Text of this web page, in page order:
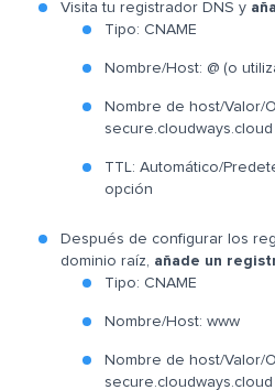
Visita tu registrador DNS y
Tipo: CNAME
Nombre/Host: @ (o
Nombre de host/Valor/
secure.cloudways.cloud
TTL: Automático/
opción
Después de configurar los
dominio raíz, añade un
Tipo: CNAME
Nombre/Host: www
Nombre de host/Valor/
secure.cloudways.cloud